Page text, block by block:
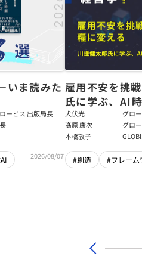
ま読みた
ービス 出版局長
2026/08/07
雇用不安を挑
氏に学ぶ、AI
ン
犬伏光
グロ
ポレ
髙原 康次
グロ
本橋敦子
#創造 #フレーム